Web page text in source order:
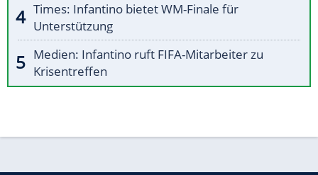
Times: Infantino bietet WM-Finale für
Unterstützung
Medien: Infantino ruft FIFA-Mitarbeiter zu
Krisentreffen